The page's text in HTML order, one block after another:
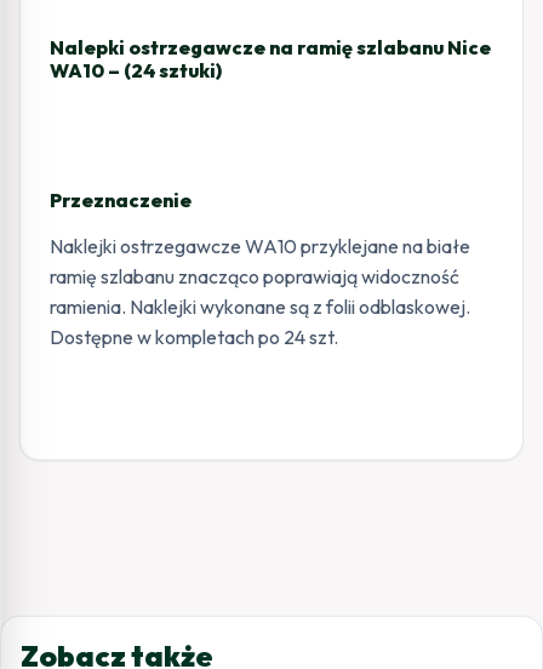
Nalepki ostrzegawcze na ramię szlabanu Nice
WA10 – (24 sztuki)
Przeznaczenie
Naklejki ostrzegawcze WA10 przyklejane na białe
ramię szlabanu znacząco poprawiają widoczność
ramienia. Naklejki wykonane są z folii odblaskowej.
Dostępne w kompletach po 24 szt.
Zobacz także